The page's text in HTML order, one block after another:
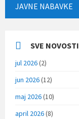
JAVNE NABAVKE
SVE NOVOSTI
jul 2026(2)
jun 2026(12)
maj 2026(10)
april 2026(8)